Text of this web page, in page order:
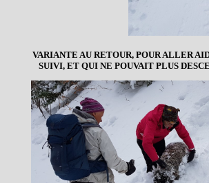
VARIANTE AU RETOUR, POUR ALLER
SUIVI, ET QUI NE POUVAIT PLUS